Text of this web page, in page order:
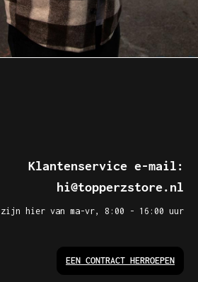
Klantenservice e-mail:
hi@topperzstore.nl
zijn hier van ma-vr, 8:00 - 16:00 uur
EEN CONTRACT HERROEPEN